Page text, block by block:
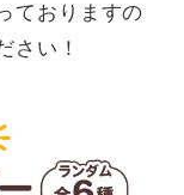
ておりますの
さい！